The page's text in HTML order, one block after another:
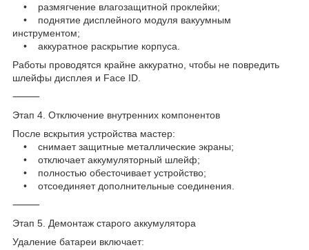
• размягчение влагозащитной проклейки;
• поднятие дисплейного модуля вакуумным
инструментом;
• аккуратное раскрытие корпуса.
Работы проводятся крайне аккуратно, чтобы не повредить
шлейфы дисплея и Face ID.
⸻
Этап 4. Отключение внутренних компонентов
После вскрытия устройства мастер:
• снимает защитные металлические экраны;
• отключает аккумуляторный шлейф;
• полностью обесточивает устройство;
• отсоединяет дополнительные соединения.
⸻
Этап 5. Демонтаж старого аккумулятора
Удаление батареи включает: